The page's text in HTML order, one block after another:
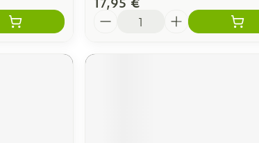
Quantité